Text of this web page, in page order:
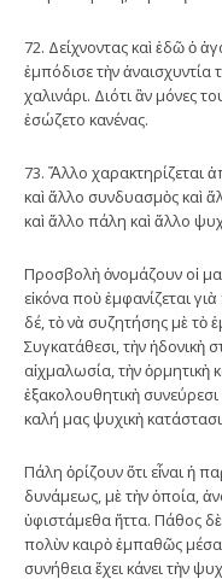
72. Δείχνοντας καὶ ἐδῶ ὁ
ἐμπόδισε τὴν ἀναισχυντία
χαλινάρι. Διότι ἂν μόνες
ἐσώζετο κανένας.
73. Ἄλλο χαρακτηρίζεται
καὶ ἄλλο συνδυασμὸς καὶ
καὶ ἄλλο πάλη καὶ ἄλλο
Προσβολὴ ὀνομάζουν οἱ
εἰκόνα ποὺ ἐμφανίζεται
δέ, τὸ νὰ συζητήσης μὲ τὸ
Συγκατάθεσι, τὴν ἡδονικὴ
αἰχμαλωσία, τὴν ὁρμητικὴ
ἐξακολουθητικὴ
καλή μας ψυχικὴ
Πάλη ὁρίζουν ὅτι εἶναι ἡ
δυνάμεως, μὲ τὴν ὁποία,
ὑφιστάμεθα ἥττα. Πάθος δὲ
πολὺν καιρὸ ἐμπαθῶς
συνήθεια ἔχει κάνει τὴν